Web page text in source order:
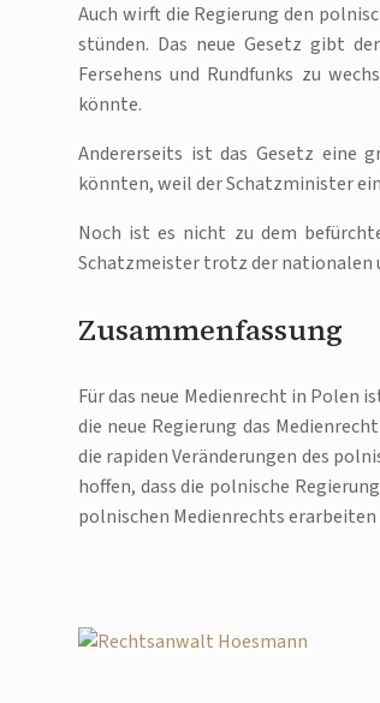
Auch wirft die Regierung den
stünden. Das neue Gesetz gibt
Fersehens und Rundfunks zu
könnte.
Andererseits ist das Gesetz eine
könnten, weil der Schatzminister
Noch ist es nicht zu dem
Schatzmeister trotz der nationalen
Zusammenfassung
Für das neue Medienrecht in Polen
die neue Regierung das
die rapiden Veränderungen des
hoffen, dass die polnische
polnischen Medienrechts erarbeiten